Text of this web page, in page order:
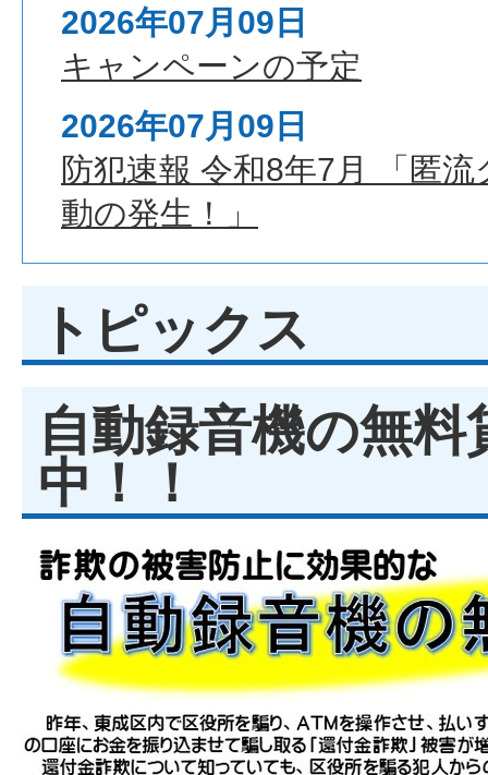
2026年07月09日
キャンペーンの予定
2026年07月09日
防犯速報 令和8年7月 「匿
動の発生！」
トピックス
自動録音機の無料
中！！